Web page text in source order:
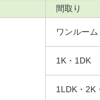
間取り
ワンルーム
1K・1DK
1LDK・2K